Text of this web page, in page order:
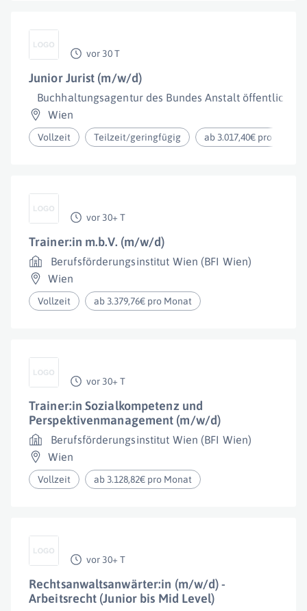
vor 30 T
Junior Jurist (m/w/d)
Buchhaltungsagentur des Bundes Anstalt öffentlichen
Wien
Vollzeit Teilzeit/geringfügig ab 3.017,40€ pro Monat
vor 30+ T
Trainer:in m.b.V. (m/w/d)
Berufsförderungsinstitut Wien (BFI Wien)
Wien
Vollzeit ab 3.379,76€ pro Monat
vor 30+ T
Trainer:in Sozialkompetenz und
Perspektivenmanagement (m/w/d)
Berufsförderungsinstitut Wien (BFI Wien)
Wien
Vollzeit ab 3.128,82€ pro Monat
vor 30+ T
Rechtsanwaltsanwärter:in (m/w/d) -
Arbeitsrecht (Junior bis Mid Level)